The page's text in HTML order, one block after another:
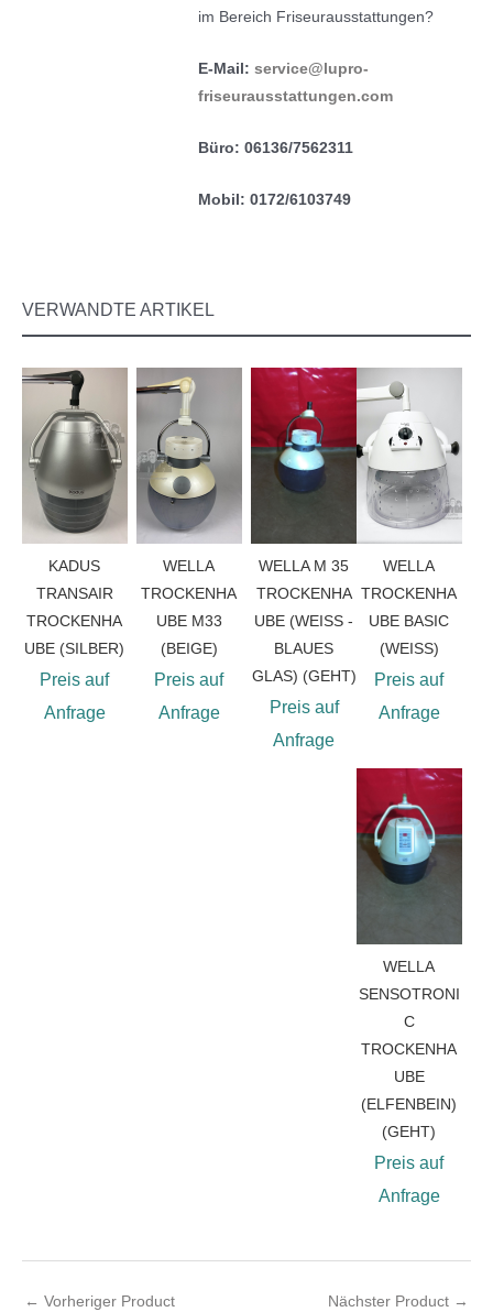
im Bereich Friseurausstattungen?
E-Mail: service@lupro-
friseurausstattungen.com
Büro: 06136/7562311
Mobil: 0172/6103749
VERWANDTE ARTIKEL
KADUS
TRANSAIR
TROCKENHA
UBE (SILBER)
Preis auf
Anfrage
WELLA
TROCKENHA
UBE M33
(BEIGE)
Preis auf
Anfrage
WELLA M 35
TROCKENHA
UBE (WEISS - B
LAUES G
LAS) (GEHT)
Preis auf
Anfrage
WELLA
TROCKENHA
UBE BASIC
(WEISS)
Preis auf
Anfrage
WELLA
SENSOTRONI
C
TROCKENHA
UBE
(ELFENBEIN)
(GEHT)
Preis auf
Anfrage
← Vorheriger Product Nächster Product →